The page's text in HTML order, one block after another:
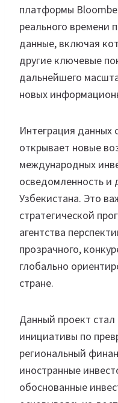
платформы
реального времени
данные, включая
другие ключевые
дальнейшего
новых
Интеграция
открывает новые
международных
осведомленность
Узбекистана. Это
стратегической
агентства
прозрачного,
глобально
стране.
Данный проект
инициативы по
региональный
иностранные
обоснованные